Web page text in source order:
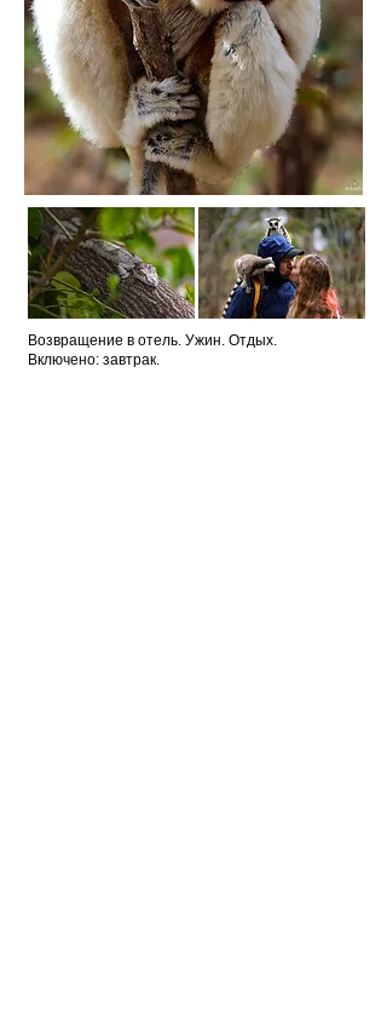
Возвращение в отель. Ужин. Отдых.
Включено: завтрак.